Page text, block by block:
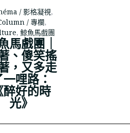
/ 影格凝視,
/ 專欄,
, 鯨魚馬戲團
馬戲團｜
、傻笑搖
，又多走
一哩路：
醉好的時
光》
務合作，請 email 至
THEPOLYSH.COM
TO TOP